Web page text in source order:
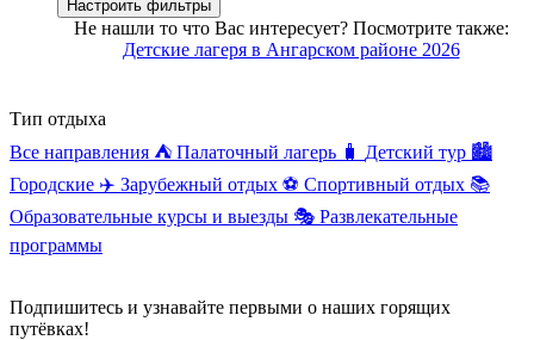
Настроить фильтры
Не нашли то что Вас интересует? Посмотрите также:
Детские лагеря в Ангарском районе 2026
Тип отдыха
Все направления ⛺ Палаточный лагерь 🧳 Детский тур 🏙️
Городские ✈️ Зарубежный отдых ⚽ Спортивный отдых 📚
Образовательные курсы и выезды 🎭 Развлекательные
программы
Подпишитесь и узнавайте первыми о наших горящих
путёвках!